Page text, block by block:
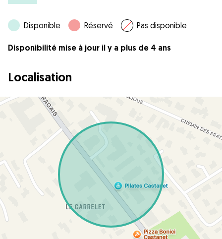
Disponible Réservé Pas disponible
Disponibilité mise à jour il y a plus de 4 ans
Localisation